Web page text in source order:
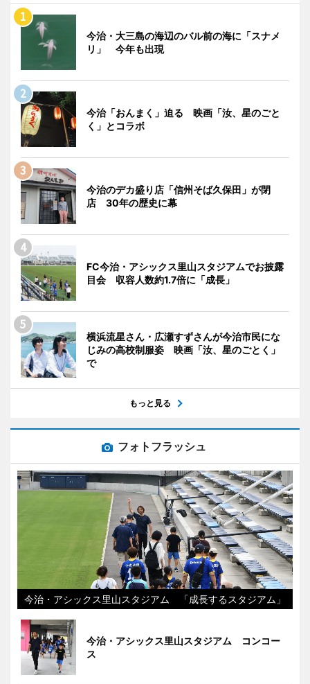
今治・大三島の海辺のバル前の海に「スナメ
リ」 今年も出現
今治「おんまく」迫る 映画「汝、星のごと
く」とコラボ
今治のデカ盛り店「信州そば久保田」が閉
店 30年の歴史に幕
FC今治・アシックス里山スタジアムでお披露
目会 収容人数約1.7倍に「成長」
横浜流星さん・広瀬すずさんが今治市民にな
じみの高校制服姿 映画「汝、星のごとく」
で
もっと見る
フォトフラッシュ
今治・アシックス里山スタジアム 「成長するスタジアム」
今治・アシックス里山スタジアム コンコー
ス